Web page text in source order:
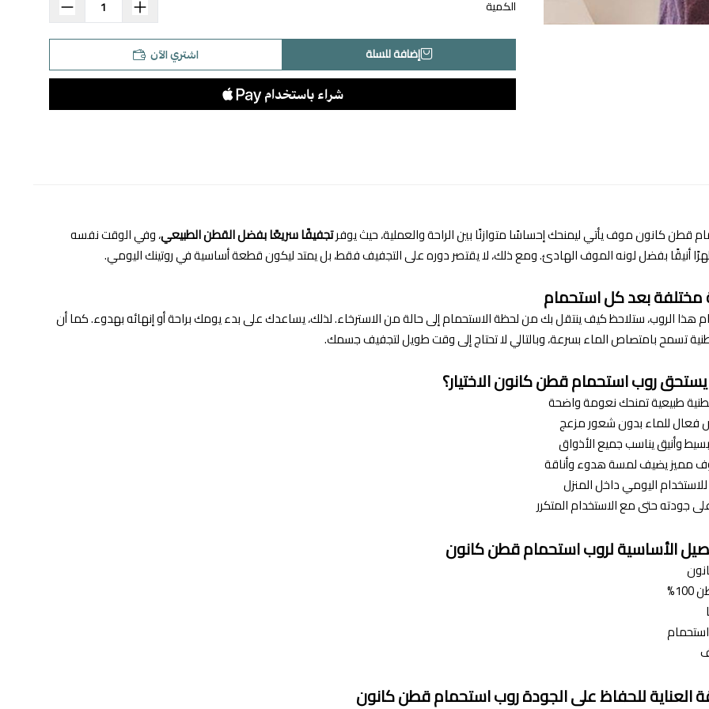
الكمية
إضافة للسلة اشتري الآن
قطن كانون موف يأتي ليمنحك إحساسًا متوازنًا بين الراحة والعملية، حيث يوفرتجفيفًا سريعًا بفضل القطن الطبيعي، وفي الوقت نفسه
أنيقًا بفضل لونه الموف الهادئ. ومع ذلك، لا يقتصر دوره على التجفيف فقط، بل يمتد ليكون قطعة أساسية في روتينك اليومي.
مختلفة بعد كل استحمام
هذا الروب، ستلاحظ كيف ينتقل بك من لحظة الاستحمام إلى حالة من الاسترخاء. لذلك، يساعدك على بدء يومك براحة أو إنهائه بهدوء. كما أن
تسمح بامتصاص الماء بسرعة، وبالتالي لا تحتاج إلى وقت طويل لتجفيف جسمك.
يستحق روب استحمام قطن كانون الاختيار؟
طبيعية تمنحك نعومة واضحة
للماء بدون شعور مزعج
وأنيق يناسب جميع الأذواق
مميز يضيف لمسة هدوء وأناقة
اليومي داخل المنزل
جودته حتى مع الاستخدام المتكرر
الأساسية لروب استحمام قطن كانون
العناية للحفاظ على الجودة روب استحمام قطن كانون